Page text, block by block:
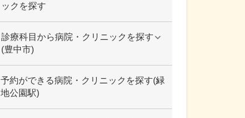
ックを探す
診療科目から病院・クリニックを探す
(豊中市)
予約ができる病院・クリニックを探す(緑
地公園駅)